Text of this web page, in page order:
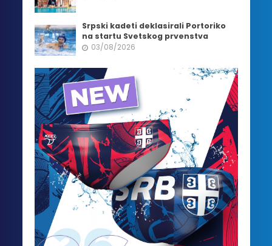
Srpski kadeti deklasirali Portoriko
na startu Svetskog prvenstva
03/08/2026